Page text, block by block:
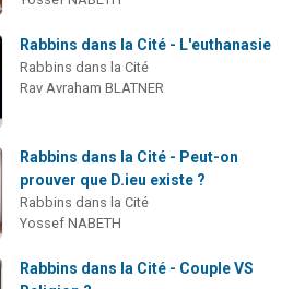
Rabbins dans la Cité - L'euthanasie
Rabbins dans la Cité
Rav Avraham BLATNER
Rabbins dans la Cité - Peut-on
prouver que D.ieu existe ?
Rabbins dans la Cité
Yossef NABETH
Rabbins dans la Cité - Couple VS